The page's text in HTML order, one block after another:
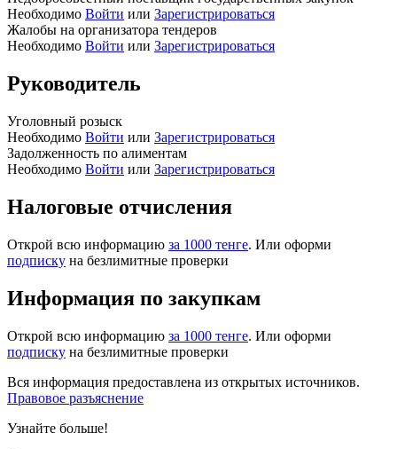
Необходимо Войти или Зарегистрироваться
Жалобы на организатора тендеров
Необходимо Войти или Зарегистрироваться
Руководитель
Уголовный розыск
Необходимо Войти или Зарегистрироваться
Задолженность по алиментам
Необходимо Войти или Зарегистрироваться
Налоговые отчисления
Открой всю информацию за 1000 тенге. Или оформи
подписку на безлимитные проверки
Информация по закупкам
Открой всю информацию за 1000 тенге. Или оформи
подписку на безлимитные проверки
Вся информация предоставлена из открытых источников.
Правовое разъяснение
Узнайте больше!